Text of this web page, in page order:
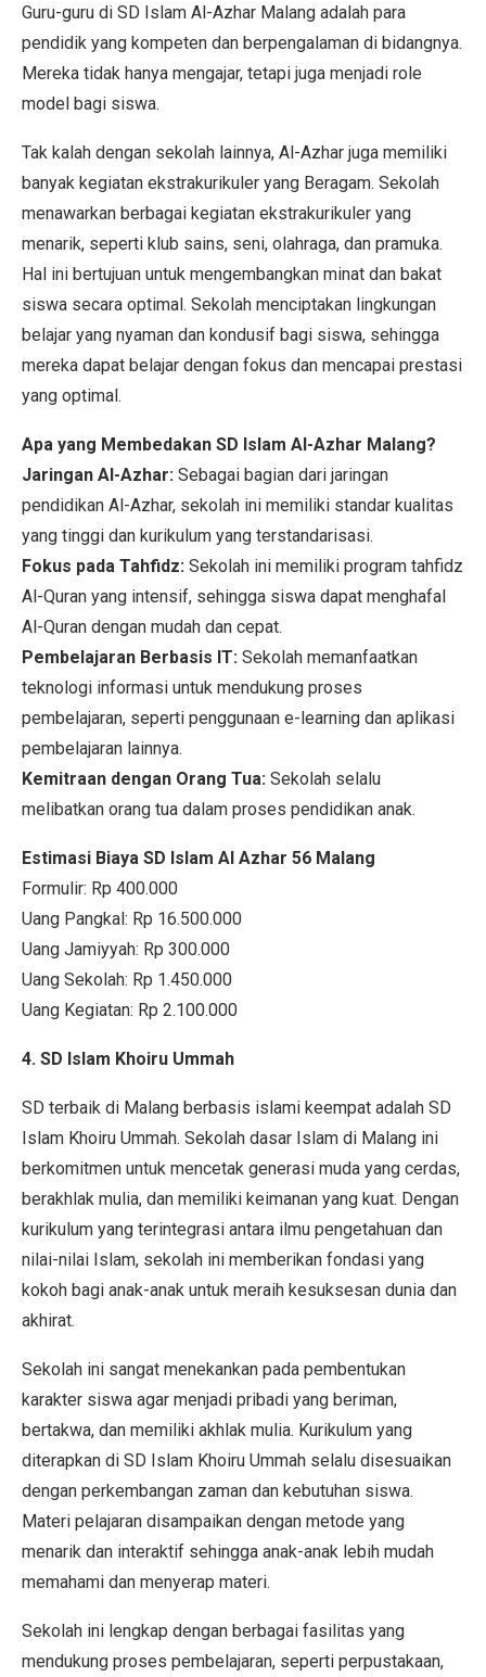
Guru-guru di SD Islam Al-Azhar Malang adalah para
pendidik yang kompeten dan berpengalaman di bidangnya.
Mereka tidak hanya mengajar, tetapi juga menjadi role
model bagi siswa.
Tak kalah dengan sekolah lainnya, Al-Azhar juga memiliki
banyak kegiatan ekstrakurikuler yang Beragam. Sekolah
menawarkan berbagai kegiatan ekstrakurikuler yang
menarik, seperti klub sains, seni, olahraga, dan pramuka.
Hal ini bertujuan untuk mengembangkan minat dan bakat
siswa secara optimal. Sekolah menciptakan lingkungan
belajar yang nyaman dan kondusif bagi siswa, sehingga
mereka dapat belajar dengan fokus dan mencapai prestasi
yang optimal.
Apa yang Membedakan SD Islam Al-Azhar Malang?
Jaringan Al-Azhar: Sebagai bagian dari jaringan
pendidikan Al-Azhar, sekolah ini memiliki standar kualitas
yang tinggi dan kurikulum yang terstandarisasi.
Fokus pada Tahfidz: Sekolah ini memiliki program tahfidz
Al-Quran yang intensif, sehingga siswa dapat menghafal
Al-Quran dengan mudah dan cepat.
Pembelajaran Berbasis IT: Sekolah memanfaatkan
teknologi informasi untuk mendukung proses
pembelajaran, seperti penggunaan e-learning dan aplikasi
pembelajaran lainnya.
Kemitraan dengan Orang Tua: Sekolah selalu
melibatkan orang tua dalam proses pendidikan anak.
Estimasi Biaya SD Islam Al Azhar 56 Malang
Formulir: Rp 400.000
Uang Pangkal: Rp 16.500.000
Uang Jamiyyah: Rp 300.000
Uang Sekolah: Rp 1.450.000
Uang Kegiatan: Rp 2.100.000
4. SD Islam Khoiru Ummah
SD terbaik di Malang berbasis islami keempat adalah SD
Islam Khoiru Ummah. Sekolah dasar Islam di Malang ini
berkomitmen untuk mencetak generasi muda yang cerdas,
berakhlak mulia, dan memiliki keimanan yang kuat. Dengan
kurikulum yang terintegrasi antara ilmu pengetahuan dan
nilai-nilai Islam, sekolah ini memberikan fondasi yang
kokoh bagi anak-anak untuk meraih kesuksesan dunia dan
akhirat.
Sekolah ini sangat menekankan pada pembentukan
karakter siswa agar menjadi pribadi yang beriman,
bertakwa, dan memiliki akhlak mulia. Kurikulum yang
diterapkan di SD Islam Khoiru Ummah selalu disesuaikan
dengan perkembangan zaman dan kebutuhan siswa.
Materi pelajaran disampaikan dengan metode yang
menarik dan interaktif sehingga anak-anak lebih mudah
memahami dan menyerap materi.
Sekolah ini lengkap dengan berbagai fasilitas yang
mendukung proses pembelajaran, seperti perpustakaan,